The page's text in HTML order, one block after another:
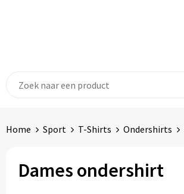
Home Sport T-Shirts Ondershirts
Dames ondershirt